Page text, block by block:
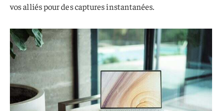
vos alliés pour des captures instantanées.